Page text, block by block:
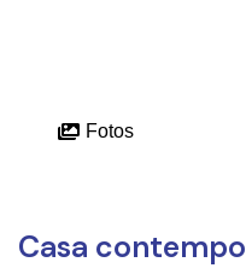
Fotos
Casa